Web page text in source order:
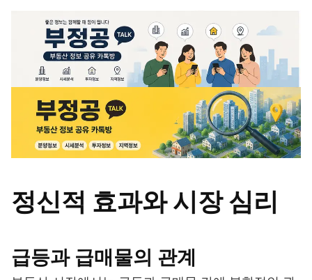
정신적 효과와 시장 심리
급등과 급매물의 관계